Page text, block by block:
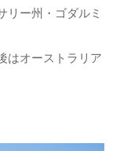
リー州・ゴダルミ
はオーストラリア